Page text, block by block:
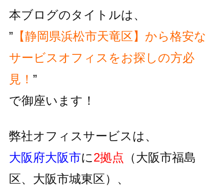
本ブログのタイトルは、
”【静岡県浜松市天竜区】から格安な
サービスオフィスをお探しの方必
見！ ”
で御座います！
弊社オフィスサービスは、
大阪府大阪市に2拠点 （大阪市福島
区、大阪市城東区）、